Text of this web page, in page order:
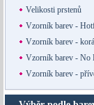
Velikosti prstenů
Vzorník barev -
Vzorník barev -
Vzorník barev - No
Vzorník barev -